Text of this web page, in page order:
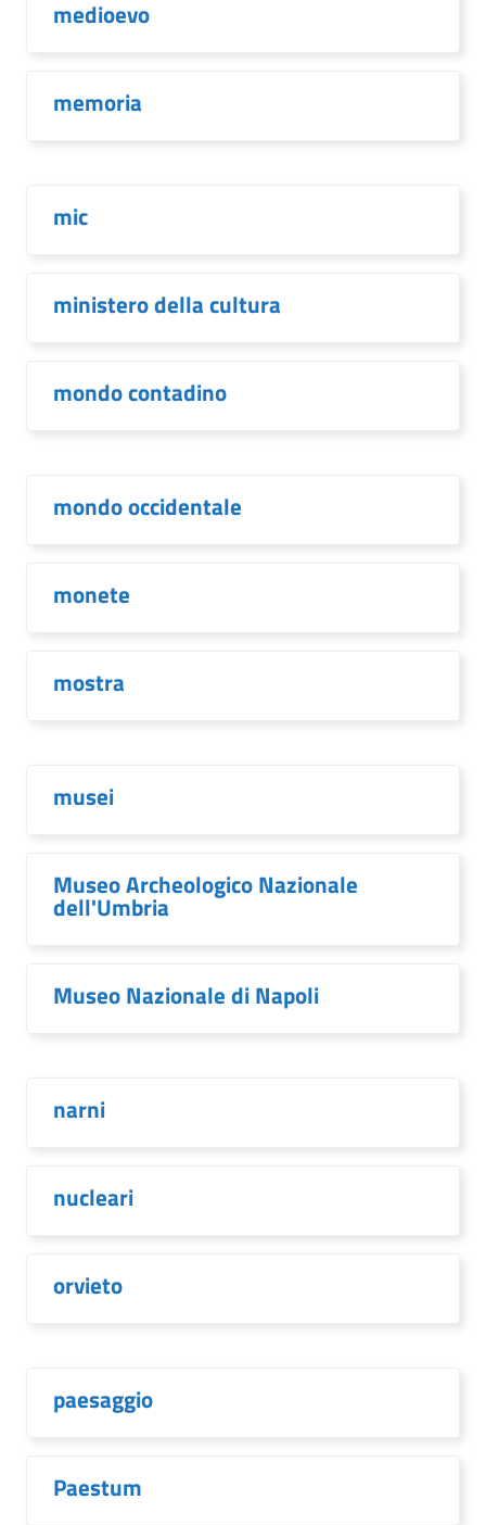
medioevo
memoria
mic
ministero della cultura
mondo contadino
mondo occidentale
monete
mostra
musei
Museo Archeologico Nazionale
dell'Umbria
Museo Nazionale di Napoli
narni
nucleari
orvieto
paesaggio
Paestum